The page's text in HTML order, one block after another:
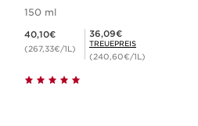
150 ml
40,10€
(267,33€/1L)
Mitgliederpreis 36,09€
36,09€
TREUEPREIS
(240,60€/1L)